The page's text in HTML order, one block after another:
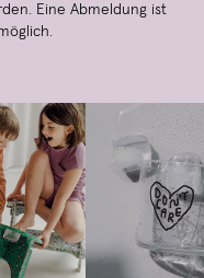
Eine Abmeldung ist